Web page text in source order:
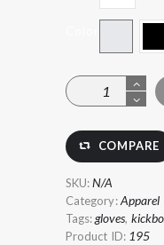
Armor
Forearm
quantity
COMPARE
SKU:N/A
Category:Apparel
Tags:gloves,
Product ID: 195